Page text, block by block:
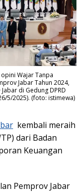
Wajar Tanpa
Jabar Tahun 2024,
di Gedung DPRD
5/2025). (foto: istimewa)
kembali meraih
dari Badan
Keuangan
Pemprov Jabar